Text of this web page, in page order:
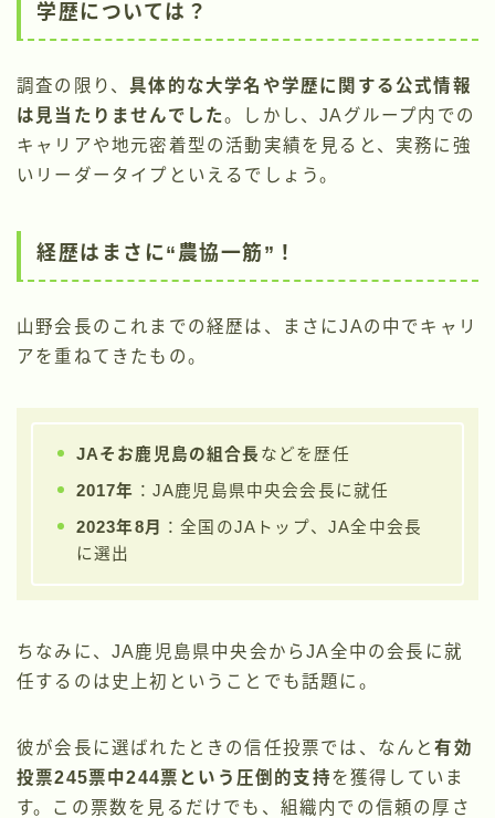
学歴については？
調査の限り、具体的な大学名や学歴に関する公式情報
は見当たりませんでした。しかし、JAグループ内での
キャリアや地元密着型の活動実績を見ると、実務に強
いリーダータイプといえるでしょう。
経歴はまさに“農協一筋”！
山野会長のこれまでの経歴は、まさにJAの中でキャリ
アを重ねてきたもの。
JAそお鹿児島の組合長 などを歴任
2017年 ：JA鹿児島県中央会会長に就任
2023年8月
：全国のJAトップ、JA全中会長
に選出
ちなみに、JA鹿児島県中央会からJA全中の会長に就
任するのは史上初ということでも話題に。
彼が会長に選ばれたときの信任投票では、なんと有効
投票245票中244票という圧倒的支持を獲得していま
す。この票数を見るだけでも、組織内での信頼の厚さ